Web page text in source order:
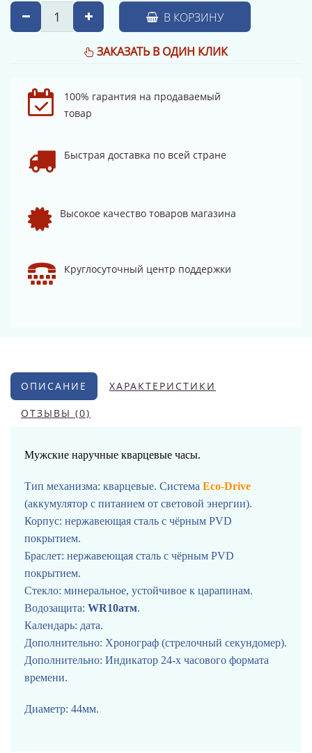
В КОРЗИНУ
ЗАКАЗАТЬ В ОДИН КЛИК
100% гарантия на продаваемый
товар
Быстрая доставка по всей стране
Высокое качество товаров магазина
Круглосуточный центр поддержки
ОПИСАНИЕ ХАРАКТЕРИСТИКИ
ОТЗЫВЫ (0)
Мужские наручные кварцевые часы.
Тип механизма: кварцевые. Система Eco-Drive
(аккумулятор с питанием от световой энергии).
Корпус: нержавеющая сталь с чёрным PVD
покрытием.
Браслет: нержавеющая сталь с чёрным PVD
покрытием.
Стекло: минеральное, устойчивое к царапинам.
Водозащита: WR10атм.
Календарь: дата.
Дополнительно: Хронограф (стрелочный секундомер).
Дополнительно: Индикатор 24-х часового формата
времени.
Диаметр: 44мм.